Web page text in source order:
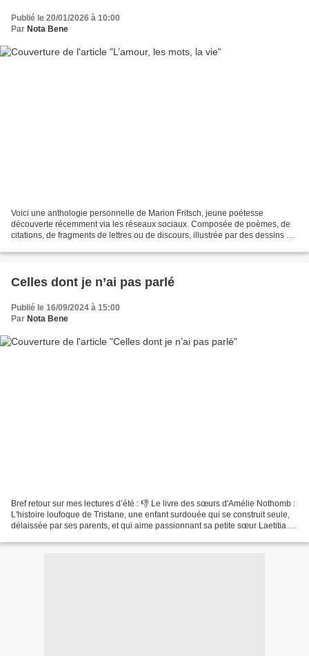
Publié le 20/01/2026 à 10:00
Par Nota Bene
Voici une anthologie personnelle de Marion Fritsch, jeune poétesse
découverte récemment via les réseaux sociaux. Composée de poèmes, de
citations, de fragments de lettres ou de discours, illustrée par des dessins et
Celles dont je n’ai pas parlé
Publié le 16/09/2024 à 15:00
Par Nota Bene
Bref retour sur mes lectures d’été : 👎 Le livre des sœurs d'Amélie Nothomb :
L'histoire loufoque de Tristane, une enfant surdouée qui se construit seule,
délaissée par ses parents, et qui aime passionnant sa petite sœur Laetitia et